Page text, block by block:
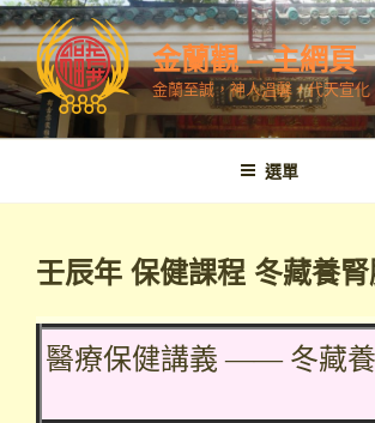
跳
至
內
容
金蘭觀 – 主網頁
金蘭至誠，神人溫馨，代天宣
選單
壬辰年 保健課程 冬藏養
醫療保健講義 —— 冬藏